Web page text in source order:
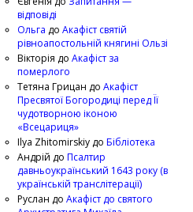
відповіді
Ольга до Акафіст святій
рівноапостольній княгині Ользі
Вікторія до Акафіст за
померлого
Тетяна Грицан до Акафіст
Пресвятої Богородиці перед Її
чудотворною іконою
«Всецариця»
Ilya Zhitomirskiy до Бібліотека
Андрій до Псалтир
давньоукраїнський 1643 року (в
українській транслітерації)
Руслан до Акафіст до святого